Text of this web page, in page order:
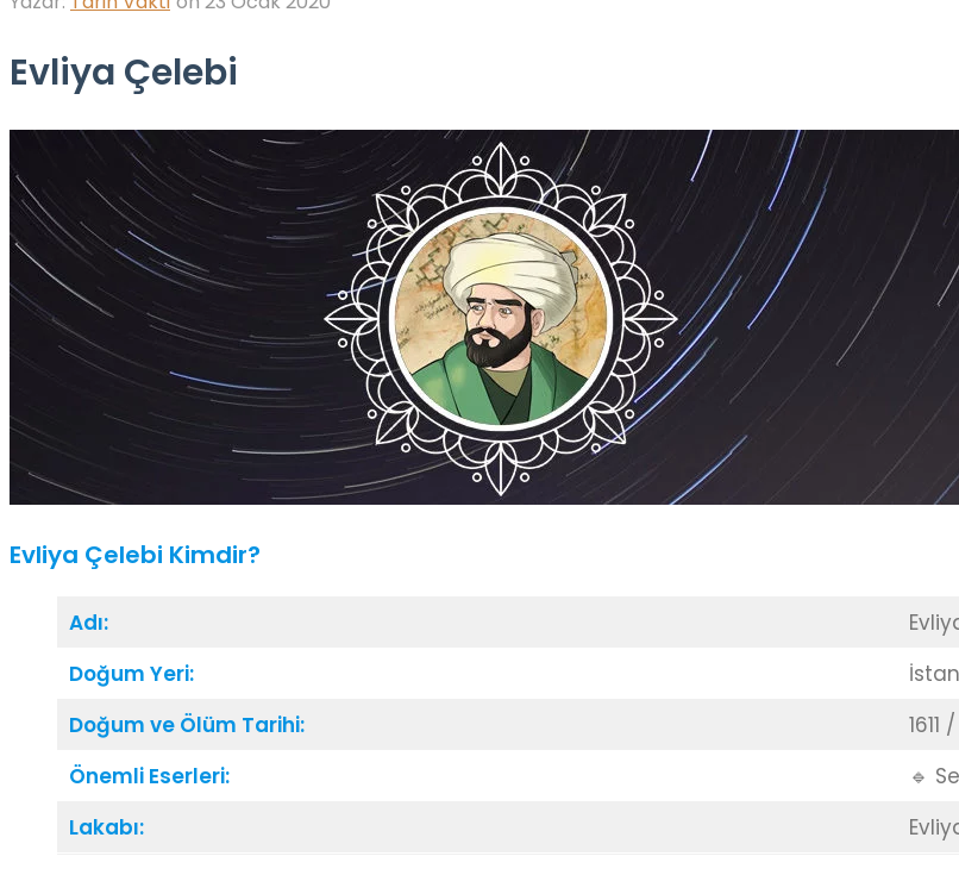
Evliya Çelebi
Evliya Çelebi Kimdir?
Adı:
Doğum Yeri:
Doğum ve Ölüm Tarihi:
1611
Önemli Eserleri:
🔹
Lakabı: